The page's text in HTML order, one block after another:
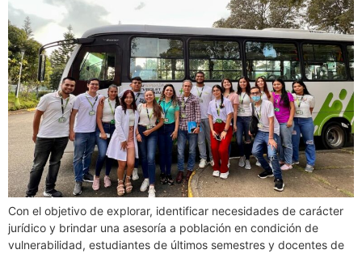
Con el objetivo de explorar, identificar necesidades de carácter
jurídico y brindar una asesoría a población en condición de
vulnerabilidad, estudiantes de últimos semestres y docentes de